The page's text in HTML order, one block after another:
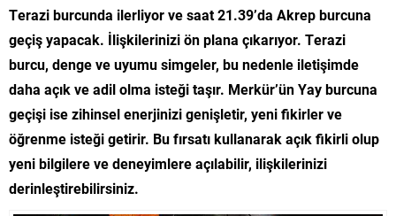
Terazi burcunda ilerliyor ve saat 21.39’da Akrep burcuna
geçiş yapacak. İlişkilerinizi ön plana çıkarıyor. Terazi
burcu, denge ve uyumu simgeler, bu nedenle iletişimde
daha açık ve adil olma isteği taşır. Merkür’ün Yay burcuna
geçişi ise zihinsel enerjinizi genişletir, yeni fikirler ve
öğrenme isteği getirir. Bu fırsatı kullanarak açık fikirli olup
yeni bilgilere ve deneyimlere açılabilir, ilişkilerinizi
derinleştirebilirsiniz.